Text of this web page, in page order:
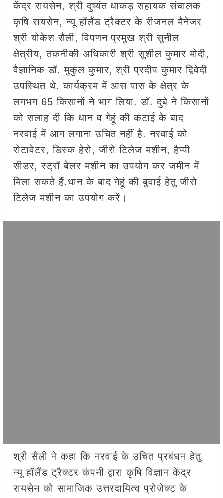
केंद्र रायसेन, श्री दुष्यंत धाकड़ सहायक संचालक
कृषि रायसेन, न्यू हॉलैंड ट्रैक्टर के रीजनल मैनेजर
श्री योकेश सैली, विपणन प्रमुख श्री सुनील
क्षेत्रीय, तकनीकी अधिकारी श्री सुशील कुमार मोदी,
वैज्ञानिक डॉ. मुकुल कुमार, श्री प्रदीप कुमार द्विवेदी
उपस्थित थे. कार्यक्रम में आस पास के क्षेत्र के
लगभग 65 किसानों ने भाग लिया. डॉ. दुबे ने किसानों
को सलाह दी कि धान व गेहूं की कटाई के बाद
नरवाई में आग लगाना उचित नहीं है. नरवाई को
रोटावेटर, डिस्क हेरो, जीरो टिलेज मशीन, हैप्पी
सीडर, स्ट्रॉ बेलर मशीन का उपयोग कर जमीन में
मिला सकते हैं.धान के बाद गेहूं की बुवाई हेतु जीरो
टिलेज मशीन का उपयोग करें।
श्री सैली ने कहा कि नरवाई के उचित प्रबंधन हेतु
न्यू हॉलैंड ट्रैक्टर कंपनी द्वारा कृषि विज्ञान केंद्र
रायसेन को सामाजिक उत्तरदायित्व प्रोजेक्ट के